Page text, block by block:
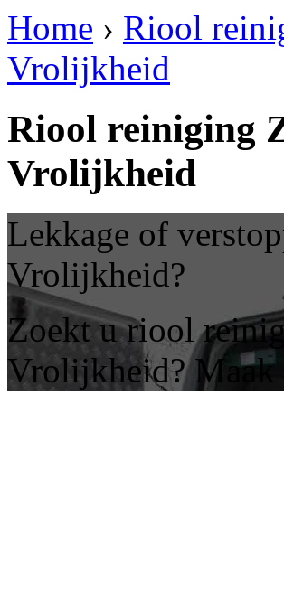
Home › Riool
Vrolijkheid
Riool reiniging
Vrolijkheid
Lekkage of
Vrolijkheid?
Zoekt u riool
Vrolijkheid? Maak